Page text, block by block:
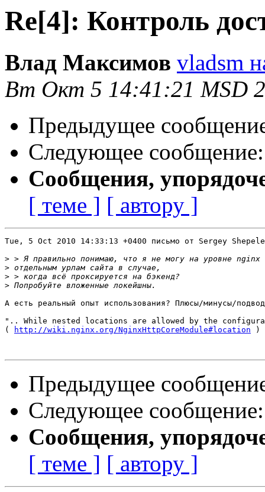
Re[4]: Контроль
Влад Максимов vladsm
Вт Окт 5 14:41:21 MSD
Предыдущее
Следующее
Сообщения,
[ теме ] [ автору ]
Tue, 5 Oct 2010 14:33:13 +0400 письмо от Sergey
>
>
>
>
А есть реальный опыт использования? Плюсы/минусы/
".. While nested locations are allowed by the
(
http://wiki.nginx.org/NginxHttpCoreModule#location )
Предыдущее
Следующее
Сообщения,
[ теме ] [ автору ]